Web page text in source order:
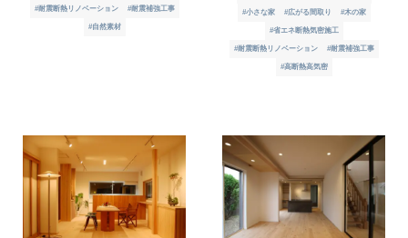
#耐震断熱リノベーション #耐震補強工事
#自然素材
#小さな家 #広がる間取り #木の家
#省エネ断熱気密施工
#耐震断熱リノベーション #耐震補強工事
#高断熱高気密